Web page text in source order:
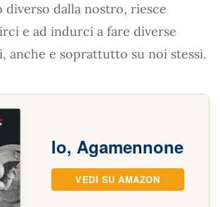
diverso dalla nostro, riesce
e ad indurci a fare diverse
anche e soprattutto su noi stessi.
Io, Agamennone
VEDI SU AMAZON